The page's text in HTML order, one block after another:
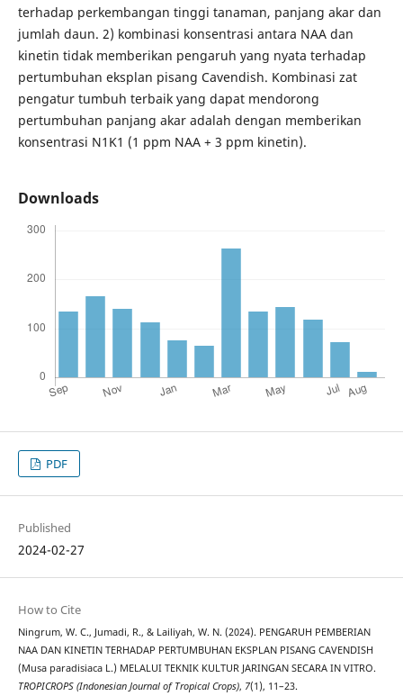
terhadap perkembangan tinggi tanaman, panjang akar dan
jumlah daun. 2) kombinasi konsentrasi antara NAA dan
kinetin tidak memberikan pengaruh yang nyata terhadap
pertumbuhan eksplan pisang Cavendish. Kombinasi zat
pengatur tumbuh terbaik yang dapat mendorong
pertumbuhan panjang akar adalah dengan memberikan
konsentrasi N1K1 (1 ppm NAA + 3 ppm kinetin).
Downloads
PDF
Published
2024-02-27
How to Cite
Ningrum, W. C., Jumadi, R., & Lailiyah, W. N. (2024). PENGARUH PEMBERIAN
NAA DAN KINETIN TERHADAP PERTUMBUHAN EKSPLAN PISANG CAVENDISH
(Musa paradisiaca L.) MELALUI TEKNIK KULTUR JARINGAN SECARA IN VITRO.
TROPICROPS (Indonesian Journal of Tropical Crops), 7(1), 11–23.